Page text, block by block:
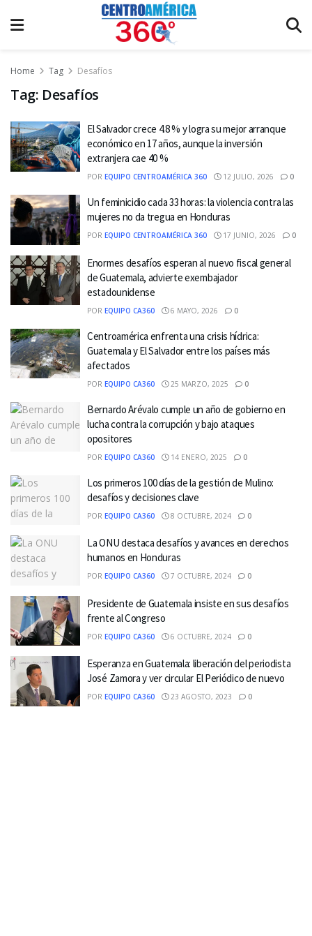
Home Tag Desafíos
Tag: Desafíos
El Salvador crece 4.8 % y logra su mejor arranque
económico en 17 años, aunque la inversión
extranjera cae 40 %
POR EQUIPO CENTROAMÉRICA 360 12 JULIO, 2026 0
Un feminicidio cada 33 horas: la violencia contra las
mujeres no da tregua en Honduras
POR EQUIPO CENTROAMÉRICA 360 17 JUNIO, 2026 0
Enormes desafíos esperan al nuevo fiscal general
de Guatemala, advierte exembajador
estadounidense
POR EQUIPO CA360 6 MAYO, 2026 0
Centroamérica enfrenta una crisis hídrica:
Guatemala y El Salvador entre los países más
afectados
POR EQUIPO CA360 25 MARZO, 2025 0
Bernardo Arévalo cumple un año de gobierno en
lucha contra la corrupción y bajo ataques
opositores
POR EQUIPO CA360 14 ENERO, 2025 0
Los primeros 100 días de la gestión de Mulino:
desafíos y decisiones clave
POR EQUIPO CA360 8 OCTUBRE, 2024 0
La ONU destaca desafíos y avances en derechos
humanos en Honduras
POR EQUIPO CA360 7 OCTUBRE, 2024 0
Presidente de Guatemala insiste en sus desafíos
frente al Congreso
POR EQUIPO CA360 6 OCTUBRE, 2024 0
Esperanza en Guatemala: liberación del periodista
José Zamora y ver circular El Periódico de nuevo
POR EQUIPO CA360 23 AGOSTO, 2023 0